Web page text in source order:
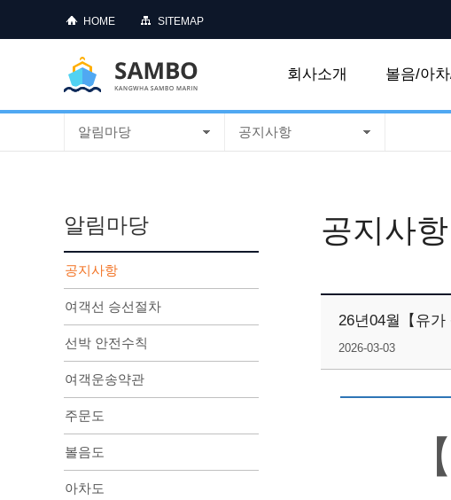
HOME SITEMAP
회사소개 볼음/아
알림마당 공지사항
알림마당
공지사항
여객선 승선절차
선박 안전수칙
여객운송약관
주문도
볼음도
아차도
공지사항
26년04월【유가
2026-03-03